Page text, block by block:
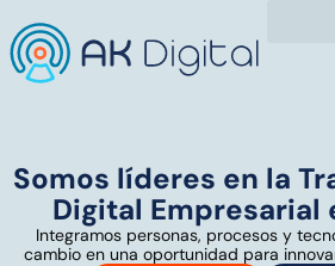
Somos líderes en la
Digital Empresarial
Integramos personas, procesos y
cambio en una oportunidad para